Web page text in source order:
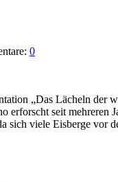
0
„Das Lächeln der
erforscht seit
sich viele Eisberge